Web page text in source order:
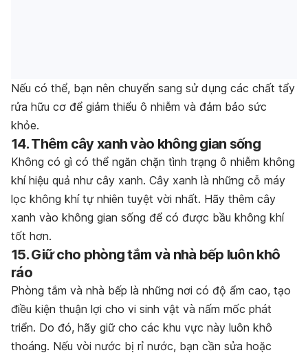
Nếu có thể, bạn nên chuyển sang sử dụng các chất tẩy
rửa hữu cơ để giảm thiểu ô nhiễm và đảm bảo sức
khỏe.
14. Thêm cây xanh vào không gian sống
Không có gì có thể ngăn chặn tình trạng ô nhiễm không
khí hiệu quả như cây xanh. Cây xanh là những cỗ máy
lọc không khí tự nhiên tuyệt vời nhất. Hãy thêm cây
xanh vào không gian sống để có được bầu không khí
tốt hơn.
15. Giữ cho phòng tắm và nhà bếp luôn khô
ráo
Phòng tắm và nhà bếp là những nơi có độ ẩm cao, tạo
điều kiện thuận lợi cho vi sinh vật và nấm mốc phát
triển. Do đó, hãy giữ cho các khu vực này luôn khô
thoáng. Nếu vòi nước bị rỉ nước, bạn cần sửa hoặc